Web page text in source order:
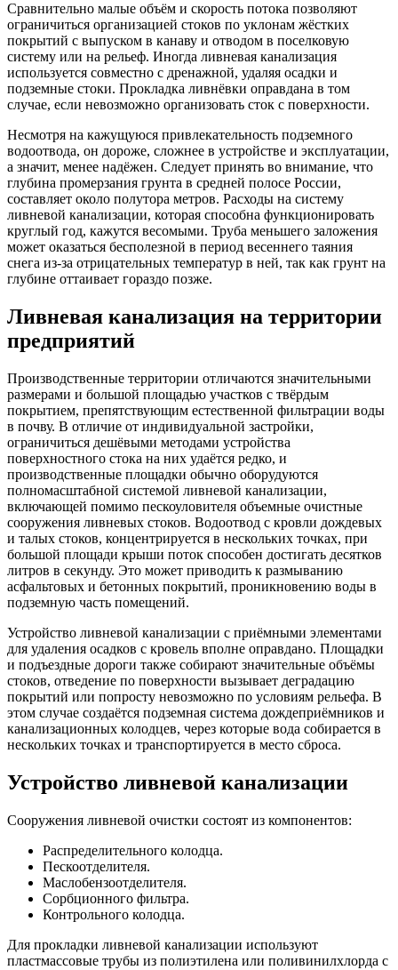
Сравнительно малые объём и скорость потока позволяют
ограничиться организацией стоков по уклонам жёстких
покрытий с выпуском в канаву и отводом в поселковую
систему или на рельеф. Иногда ливневая канализация
используется совместно с дренажной, удаляя осадки и
подземные стоки. Прокладка ливнёвки оправдана в том
случае, если невозможно организовать сток с поверхности.
Несмотря на кажущуюся привлекательность подземного
водоотвода, он дороже, сложнее в устройстве и эксплуатации,
а значит, менее надёжен. Следует принять во внимание, что
глубина промерзания грунта в средней полосе России,
составляет около полутора метров. Расходы на систему
ливневой канализации, которая способна функционировать
круглый год, кажутся весомыми. Труба меньшего заложения
может оказаться бесполезной в период весеннего таяния
снега из-за отрицательных температур в ней, так как грунт на
глубине оттаивает гораздо позже.
Ливневая канализация на территории
предприятий
Производственные территории отличаются значительными
размерами и большой площадью участков с твёрдым
покрытием, препятствующим естественной фильтрации воды
в почву. В отличие от индивидуальной застройки,
ограничиться дешёвыми методами устройства
поверхностного стока на них удаётся редко, и
производственные площадки обычно оборудуются
полномасштабной системой ливневой канализации,
включающей помимо пескоуловителя объемные очистные
сооружения ливневых стоков. Водоотвод с кровли дождевых
и талых стоков, концентрируется в нескольких точках, при
большой площади крыши поток способен достигать десятков
литров в секунду. Это может приводить к размыванию
асфальтовых и бетонных покрытий, проникновению воды в
подземную часть помещений.
Устройство ливневой канализации с приёмными элементами
для удаления осадков с кровель вполне оправдано. Площадки
и подъездные дороги также собирают значительные объёмы
стоков, отведение по поверхности вызывает деградацию
покрытий или попросту невозможно по условиям рельефа. В
этом случае создаётся подземная система дождеприёмников и
канализационных колодцев, через которые вода собирается в
нескольких точках и транспортируется в место сброса.
Устройство ливневой канализации
Сооружения ливневой очистки состоят из компонентов:
Распределительного колодца.
Пескоотделителя.
Маслобензоотделителя.
Сорбционного фильтра.
Контрольного колодца.
Для прокладки ливневой канализации используют
пластмассовые трубы из полиэтилена или поливинилхлорда с